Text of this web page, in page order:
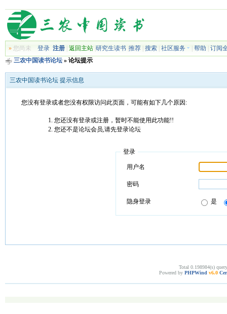
»您尚未 登录 注册| 返回主站| 研究生读书| 推荐| 搜索| 社区服务 帮助
订阅
三农中国读书论坛» 论坛提示
三农中国读书论坛 提示信息
您没有登录或者您没有权限访问此页面，可能有如下几个原因:
您还没有登录或注册，暂时不能使用此功能!!
您还不是论坛会员,请先登录论坛
登录
用户名
密码
隐身登录 是
Total 0.198984(s)
Powered by PHPWind v6.0